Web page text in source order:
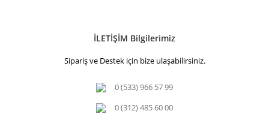
İLETİŞİM Bilgilerimiz
Sipariş ve Destek için bize ulaşabilirsiniz.
0 (533) 966 57 99
0 (312) 485 60 00